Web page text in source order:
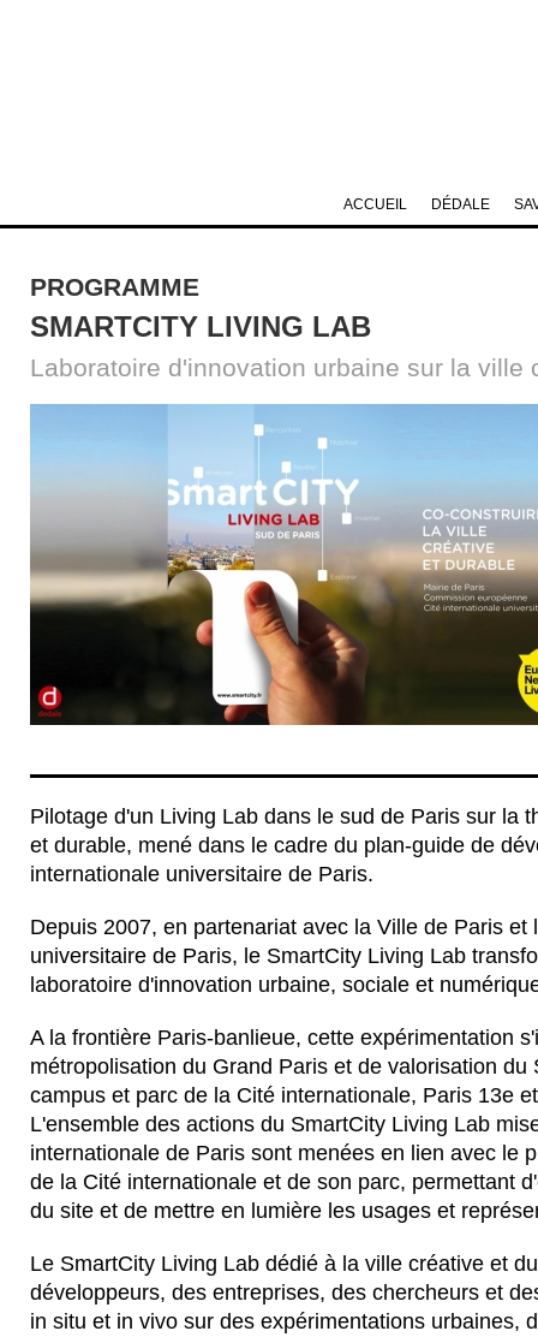
PROGRAMME
SMARTCITY LIVING LAB
Laboratoire d'innovation urbaine sur la ville
Pilotage d'un Living Lab dans le sud de Paris sur la
et durable, mené dans le cadre du plan-guide de
internationale universitaire de Paris.
Depuis 2007, en partenariat avec la Ville de Paris et
universitaire de Paris, le SmartCity Living Lab
laboratoire d'innovation urbaine, sociale et
A la frontière Paris-banlieue, cette expérimentation
métropolisation du Grand Paris et de valorisation du
campus et parc de la Cité internationale, Paris 13e
L'ensemble des actions du SmartCity Living Lab
internationale de Paris sont menées en lien avec le
de la Cité internationale et de son parc, permettant
du site et de mettre en lumière les usages et
Le SmartCity Living Lab dédié à la ville créative et
développeurs, des entreprises, des chercheurs et
in situ et in vivo sur des expérimentations urbaines,
DÉDALE
ACCUEIL